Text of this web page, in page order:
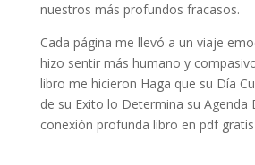
nuestros más profundos fracasos.
Cada página me llevó a un viaje
hizo sentir más humano y
libro me hicieron Haga que su Día
de su Exito lo Determina su Agenda
conexión profunda libro en pdf